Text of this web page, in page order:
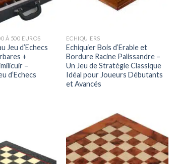
À 500 EUROS
Jeu d’Echecs
+
–
d’Echecs
ECHIQUIERS
Echiquier Bois d’Erable et
Bordure Racine Palissandre –
Un Jeu de Stratégie Classique
Idéal pour Joueurs Débutants
et Avancés